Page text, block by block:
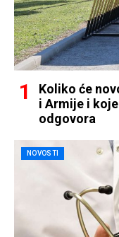
Koliko će
i Armije i
odgovora
NOVOSTI